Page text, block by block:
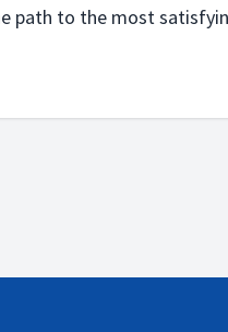
path to the most